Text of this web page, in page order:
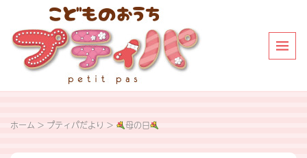
ホーム > プティパだより > 母の日